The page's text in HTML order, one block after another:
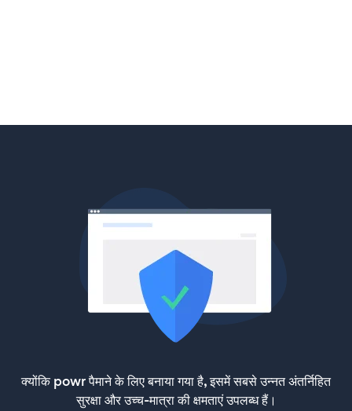
क्योंकि powr पैमाने के लिए बनाया गया है, इसमें सबसे उन्नत अंतर्निहित
सुरक्षा और उच्च-मात्रा की क्षमताएं उपलब्ध हैं।